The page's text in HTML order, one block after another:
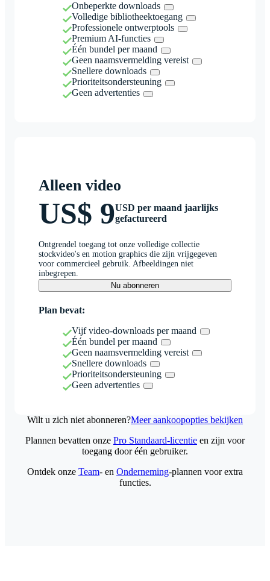
Onbeperkte downloads
Volledige bibliotheektoegang
Professionele ontwerptools
Premium AI-functies
Één bundel per maand
Geen naamsvermelding vereist
Snellere downloads
Prioriteitsondersteuning
Geen advertenties
Alleen video
US$ 9USD per maand jaarlijks
gefactureerd
Ontgrendel toegang tot onze volledige collectie
stockvideo's en motion graphics die zijn vrijgegeven
voor commercieel gebruik. Afbeeldingen niet
inbegrepen.
Nu abonneren
Plan bevat:
Vijf video-downloads per maand
Één bundel per maand
Geen naamsvermelding vereist
Snellere downloads
Prioriteitsondersteuning
Geen advertenties
Wilt u zich niet abonneren?Meer aankoopopties bekijken
Plannen bevatten onze Pro Standaard-licentie en zijn voor
toegang door één gebruiker.
Ontdek onze Team- en Onderneming-plannen voor extra
functies.